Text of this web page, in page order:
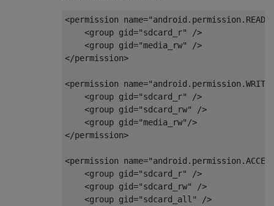
<permission
    <group gid="sdcard_r" />
    <group gid="media_rw" />
</permission>
<permission
    <group gid="sdcard_r" />
    <group gid="sdcard_rw" />
    <group gid="media_rw"/>
</permission>
<permission
    <group gid="sdcard_r" />
    <group gid="sdcard_rw" />
    <group gid="sdcard_all" />